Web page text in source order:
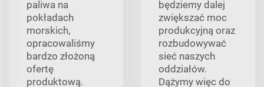
paliwa na
pokładach
morskich,
opracowaliśmy
bardzo złożoną
ofertę
produktową.
będziemy dalej
zwiększać moc
produkcyjną oraz
rozbudowywać
sieć naszych
oddziałów.
Dążymy więc do